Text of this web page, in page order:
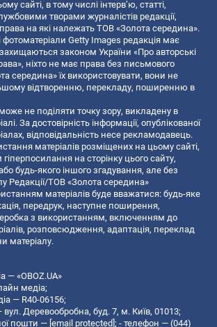
сайті, в тому числі інтерв’ю, статті,
творами журналістів редакції,
на які належать ТОВ «Золота середина».
фотоматеріали Getty Images редакція має
законом України «Про авторські
ніхто не має права без письмового
середина» їх використовувати, вони не
відтворенню, перекладу, поширенню в
не поділяти точку зору, викладену в
За достовірність інформації, опублікованої
відповідальність несе рекламодавець.
матеріалів розміщених на цьому сайті,
на сторінку цього сайту,
будь-якого іншого згадування, але без
Редакції/ТОВ «Золота середина»
матеріалів буде вважатися: будь-яке
передрук, наступне поширення,
з використанням, включенням до
розповсюдження, адаптація, переклад
матеріалу.
— «OBOZ.UA»
медіа;
— R40-06156;
Деревообробна, буд. 7, м. Київ, 01013;
пошти — [email protected]; - телефон — (044)